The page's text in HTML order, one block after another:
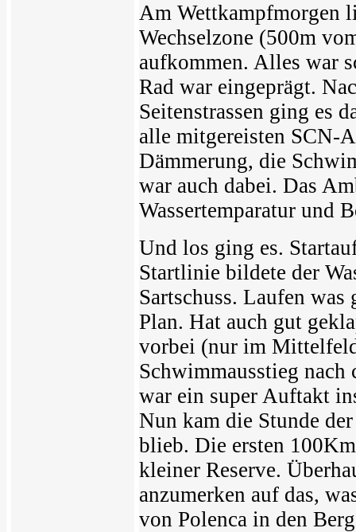
Am Wettkampfmorgen
Wechselzone (500m
aufkommen. Alles war
Rad war eingeprägt.
Seitenstrassen ging es
alle mitgereisten SCN-
Dämmerung, die
war auch dabei. Das
Wassertemparatur und
Und los ging es.
Startlinie bildete der
Sartschuss. Laufen
Plan. Hat auch gut
vorbei (nur im
Schwimmausstieg
war ein super Auftakt
Nun kam die Stunde
blieb. Die ersten
kleiner Reserve.
anzumerken auf das,
von Polenca in den